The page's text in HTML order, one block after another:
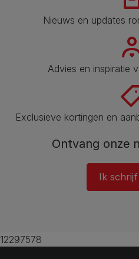
Nieuws en updates
Advies en inspiratie
Exclusieve kortingen en
Ontvang onze
Ik
12297578